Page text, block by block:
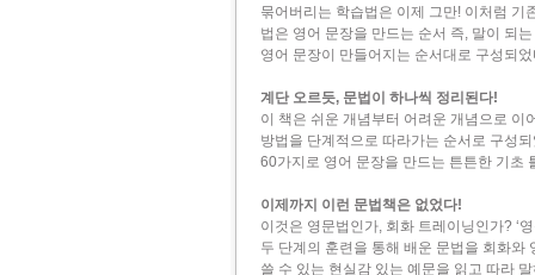
묶어버리는 학습법은 이제 그만! 이처럼 기
법은 영어 문장을 만드는 순서 즉, 말이 되
영어 문장이 만들어지는 순서대로 구성되었
계단 오르듯, 문법이 하나씩 정리된다!
이 책은 쉬운 개념부터 어려운 개념으로 이
방법을 단계적으로 따라가는 순서로 구성
60가지로 영어 문장을 만드는 튼튼한 기초
이제까지 이런 문법책은 없었다!
이것은 영문법인가, 회화 트레이닝인가? ‘
두 단계의 훈련을 통해 배운 문법을 회화와
쓸 수 있는 현실감 있는 예문을 읽고 따라